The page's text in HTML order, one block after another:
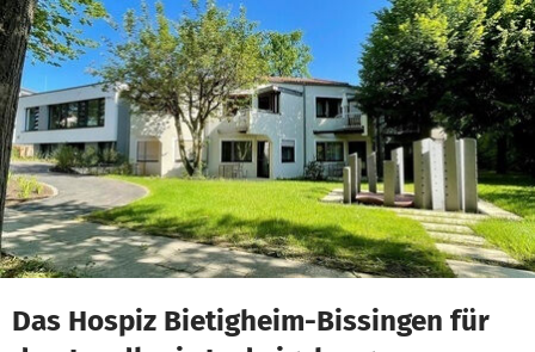
Skip to main content
Show accessibility statement
Das Hospiz Bietigheim-Bissingen für